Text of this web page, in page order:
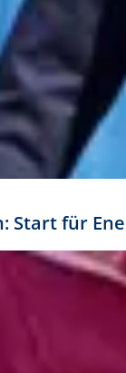
Start für